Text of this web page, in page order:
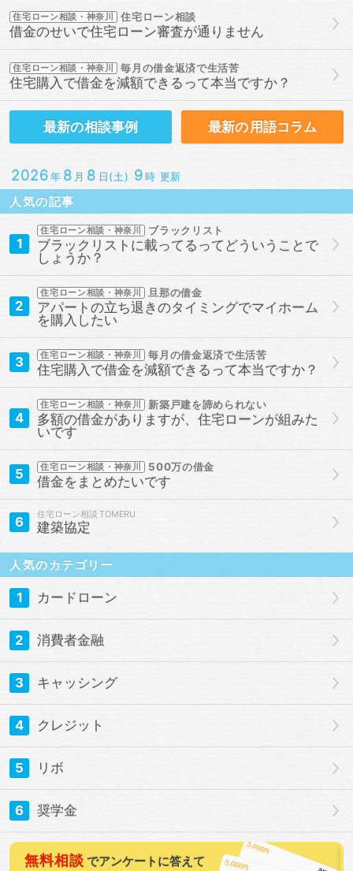
住宅ローン相談・神奈川 住宅ローン相談
借金のせいで住宅ローン審査が通りません
住宅ローン相談・神奈川 毎月の借金返済で生活苦
住宅購入で借金を減額できるって本当ですか？
最新の相談事例 最新の 用語コラム
2026 年 8 月 8 日(土) 9 時 更新
人気の記事
1
住宅ローン相談・神奈川 ブラックリスト
ブラックリストに載ってるってどういうことで
しょうか？
2
住宅ローン相談・神奈川 旦那の借金
アパートの立ち退きのタイミングでマイホーム
を購入したい
3 住宅ローン相談・神奈川 毎月の借金返済で生活苦
住宅購入で借金を減額できるって本当ですか？
4
住宅ローン相談・神奈川 新築戸建を諦められない
多額の借金がありますが、住宅ローンが組みた
いです
5 住宅ローン相談・神奈川 500万の借金
借金をまとめたいです
6 住宅ローン相談
建築協定
人気のカテゴリー
1 カードローン
2 消費者金融
3 キャッシング
4 クレジット
5 リボ
6 奨学金
無料相談 でアンケートに答えて